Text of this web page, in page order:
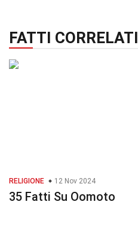
FATTI CORRELATI
RELIGIONE 12 Nov 2024
35 Fatti Su Oomoto